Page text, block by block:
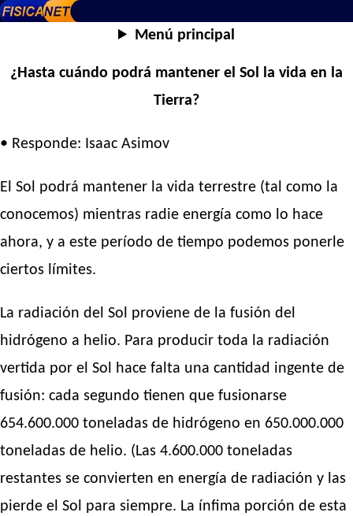
Menú principal
¿Hasta cuándo podrá mantener el Sol la vida en la
Tierra?
• Responde: Isaac Asimov
El Sol podrá mantener la vida terrestre (tal como la
conocemos) mientras radie energía como lo hace
ahora, y a este período de tiempo podemos ponerle
ciertos límites.
La radiación del Sol proviene de la fusión del
hidrógeno a helio. Para producir toda la radiación
vertida por el Sol hace falta una cantidad ingente de
fusión: cada segundo tienen que fusionarse
654.600.000 toneladas de hidrógeno en 650.000.000
toneladas de helio. (Las 4.600.000 toneladas
restantes se convierten en energía de radiación y las
pierde el Sol para siempre. La ínfima porción de esta